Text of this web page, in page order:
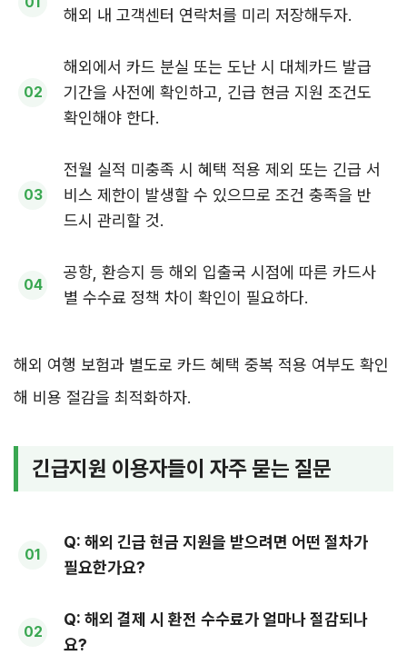
해외 내 고객센터 연락처를 미리 저장해두자.
해외에서 카드 분실 또는 도난 시 대체카드 발급
기간을 사전에 확인하고, 긴급 현금 지원 조건도
확인해야 한다.
전월 실적 미충족 시 혜택 적용 제외 또는 긴급 서
비스 제한이 발생할 수 있으므로 조건 충족을 반
드시 관리할 것.
공항, 환승지 등 해외 입출국 시점에 따른 카드사
별 수수료 정책 차이 확인이 필요하다.
해외 여행 보험과 별도로 카드 혜택 중복 적용 여부도 확인
해 비용 절감을 최적화하자.
긴급지원 이용자들이 자주 묻는 질문
Q: 해외 긴급 현금 지원을 받으려면 어떤 절차가
필요한가요?
Q: 해외 결제 시 환전 수수료가 얼마나 절감되나
요?